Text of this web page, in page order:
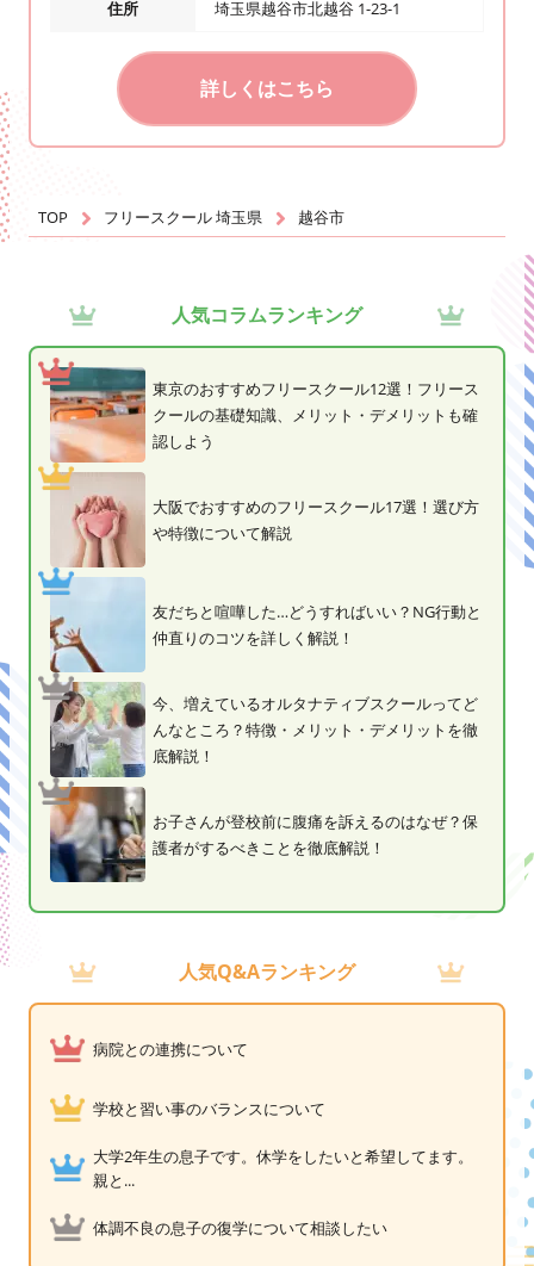
住所 埼玉県越谷市北越谷 1-23-1
詳しくはこちら
TOP フリースクール 埼玉県 越谷市
人気コラムランキング
東京のおすすめフリースクール12選！フリース
クールの基礎知識、メリット・デメリットも確
認しよう
大阪でおすすめのフリースクール17選！選び方
や特徴について解説
友だちと喧嘩した…どうすればいい？NG行動と
仲直りのコツを詳しく解説！
今、増えているオルタナティブスクールってど
んなところ？特徴・メリット・デメリットを徹
底解説！
お子さんが登校前に腹痛を訴えるのはなぜ？保
護者がするべきことを徹底解説！
人気Q&Aランキング
病院との連携について
学校と習い事のバランスについて
大学2年生の息子です。休学をしたいと希望してます。
親と...
体調不良の息子の復学について相談したい